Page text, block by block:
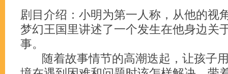
剧目介绍：小明为第一人称，从他的视
梦幻王国里讲述了一个发生在他身边关
事。
随着故事情节的高潮迭起，让孩子